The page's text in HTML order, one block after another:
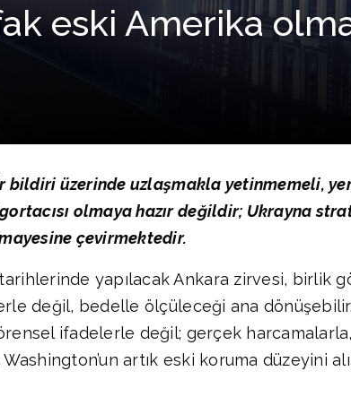
eski Amerika
bildiri üzerinde uzlaşmakla yetinmemeli,
olmaya hazır değildir; Ukrayna
çevirmektedir.
tarihlerinde yapılacak Ankara zirvesi, birlik
değil, bedelle ölçüleceği ana
ifadelerle değil; gerçek
artık eski koruma düzeyini